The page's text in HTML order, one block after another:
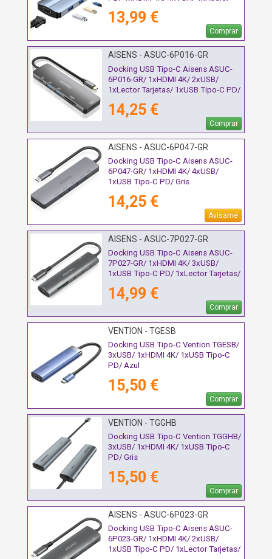
13,99 €
Comprar
AISENS - ASUC-6P016-GR
Docking USB Tipo-C Aisens ASUC-
6P016-GR/ 1xHDMI 4K/ 2xUSB/
1xLector Tarjetas/ 1xUSB Tipo-C PD/
14,25 €
Comprar
AISENS - ASUC-6P047-GR
Docking USB Tipo-C Aisens ASUC-
6P047-GR/ 1xHDMI 4K/ 4xUSB/
1xUSB Tipo-C PD/ Gris
14,25 €
Avísame
AISENS - ASUC-7P027-GR
Docking USB Tipo-C Aisens ASUC-
7P027-GR/ 1xHDMI 4K/ 3xUSB/
1xUSB Tipo-C PD/ 1xLector Tarjetas/
14,99 €
Comprar
VENTION - TGESB
Docking USB Tipo-C Vention TGESB/
3xUSB/ 1xHDMI 4K/ 1xUSB Tipo-C
PD/ Azul
15,50 €
Comprar
VENTION - TGGHB
Docking USB Tipo-C Vention TGGHB/
3xUSB/ 1xHDMI 4K/ 1xUSB Tipo-C
PD/ Gris
15,50 €
Comprar
AISENS - ASUC-6P023-GR
Docking USB Tipo-C Aisens ASUC-
6P023-GR/ 1xHDMI 4K/ 2xUSB/
1xUSB Tipo-C PD/ 1xLector Tarjetas/